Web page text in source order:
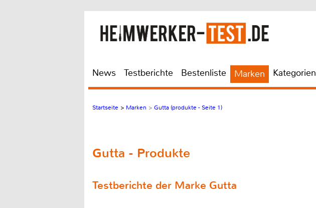
News Testberichte Bestenliste Marken Kategorien
Startseite > Marken > Gutta (produkte - Seite 1)
Gutta - Produkte
Testberichte der Marke Gutta